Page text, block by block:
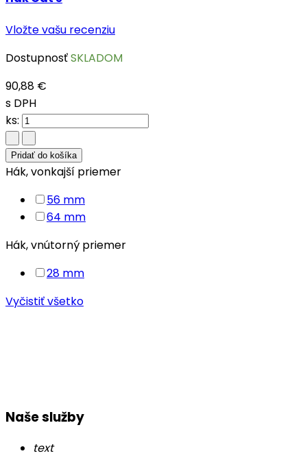
Vložte vašu recenziu
DostupnosťSKLADOM
90,88 €
s DPH
ks:
Pridať do košíka
Hák, vonkajší priemer
56 mm
64 mm
Hák, vnútorný priemer
28 mm
Vyčistiť všetko
Naše služby
text